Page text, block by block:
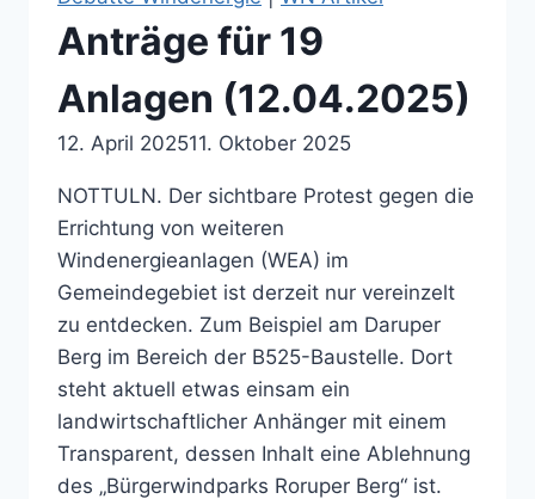
Anträge für 19
Anlagen (12.04.2025)
12. April 202511. Oktober 2025
NOTTULN. Der sichtbare Protest gegen die
Errichtung von weiteren
Windenergieanlagen (WEA) im
Gemeindegebiet ist derzeit nur vereinzelt
zu entdecken. Zum Beispiel am Daruper
Berg im Bereich der B525-Baustelle. Dort
steht aktuell etwas einsam ein
landwirtschaftlicher Anhänger mit einem
Transparent, dessen Inhalt eine Ablehnung
des „Bürgerwindparks Roruper Berg“ ist.